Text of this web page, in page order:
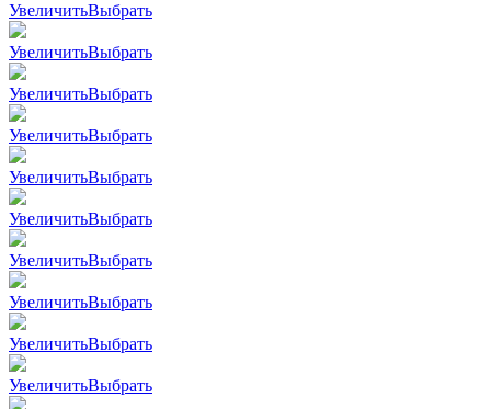
УвеличитьВыбрать
УвеличитьВыбрать
УвеличитьВыбрать
УвеличитьВыбрать
УвеличитьВыбрать
УвеличитьВыбрать
УвеличитьВыбрать
УвеличитьВыбрать
УвеличитьВыбрать
УвеличитьВыбрать